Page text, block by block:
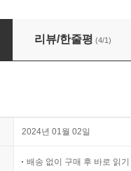
리뷰/한줄평 (4/1)
2024년 01월 02일
배송 없이 구매 후 바로 읽기